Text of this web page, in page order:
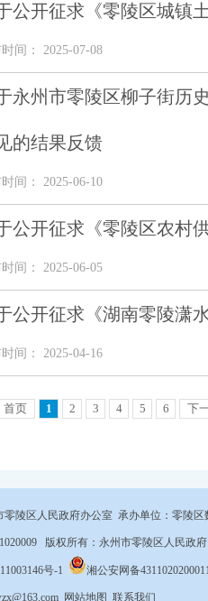
公开征求《零陵区城镇
间： 2025-07-08
永州市零陵区柳子街历
的结果反馈
间： 2025-06-10
公开征求《零陵区农村
间： 2025-06-05
公开征求《湖南零陵潇
间： 2025-04-16
首页 1 2 3 4 5 6 下
零陵区人民政府办公室 承办单位：零陵区
版权所有：永州市零陵区人民政
号-1 湘公安网备
网站地图 联系我们